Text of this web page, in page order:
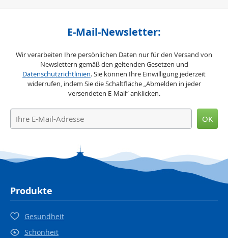
E-Mail-Newsletter:
Wir verarbeiten Ihre persönlichen Daten nur für den Versand von
Newslettern gemäß den geltenden Gesetzen und
Datenschutzrichtlinien. Sie können Ihre Einwilligung jederzeit
widerrufen, indem Sie die Schaltfläche „Abmelden in jeder
versendeten E-Mail“ anklicken.
OK
Produkte
Gesundheit
Schönheit